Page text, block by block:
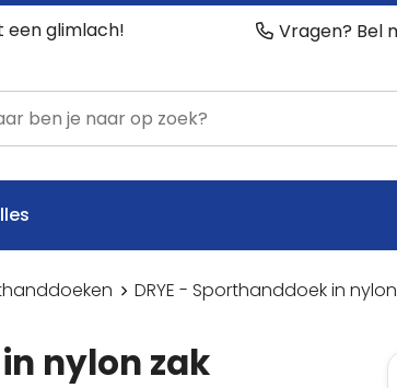
een glimlach! Vragen? Bel
DRYE - Sporthanddoek in
nylon zak